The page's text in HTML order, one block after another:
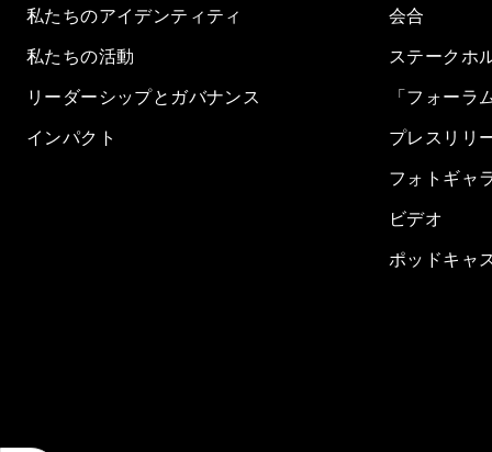
私たちのアイデンティティ
私たちの活動
リーダーシップとガバナンス
インパクト
会合
ステークホ
「フォーラ
プレスリリ
フォトギャ
ビデオ
ポッドキャ